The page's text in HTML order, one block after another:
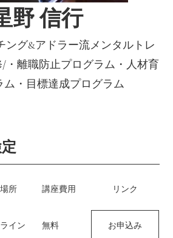
野 信行
ング&アドラー流メンタルトレ
離職防止プログラム・人材育
ム・目標達成プログラム
所 講座費用 リンク
イン 無料 お申込み